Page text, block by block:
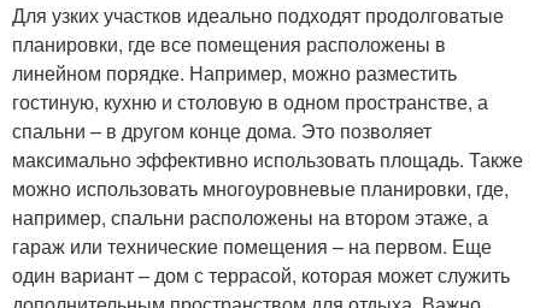
Для узких участков идеально подходят продолговатые
планировки, где все помещения расположены в
линейном порядке. Например, можно разместить
гостиную, кухню и столовую в одном пространстве, а
спальни – в другом конце дома. Это позволяет
максимально эффективно использовать площадь. Также
можно использовать многоуровневые планировки, где,
например, спальни расположены на втором этаже, а
гараж или технические помещения – на первом. Еще
один вариант – дом с террасой, которая может служить